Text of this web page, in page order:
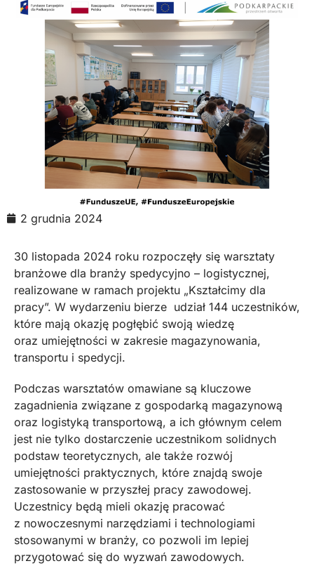
2 grudnia 2024
30 listopada 2024 roku rozpoczęły się warsztaty
branżowe dla branży spedycyjno – logistycznej,
realizowane w ramach projektu „Kształcimy dla
pracy”. W wydarzeniu bierze udział 144 uczestników,
które mają okazję pogłębić swoją wiedzę
oraz umiejętności w zakresie magazynowania,
transportu i spedycji.
Podczas warsztatów omawiane są kluczowe
zagadnienia związane z gospodarką magazynową
oraz logistyką transportową, a ich głównym celem
jest nie tylko dostarczenie uczestnikom solidnych
podstaw teoretycznych, ale także rozwój
umiejętności praktycznych, które znajdą swoje
zastosowanie w przyszłej pracy zawodowej.
Uczestnicy będą mieli okazję pracować
z nowoczesnymi narzędziami i technologiami
stosowanymi w branży, co pozwoli im lepiej
przygotować się do wyzwań zawodowych.